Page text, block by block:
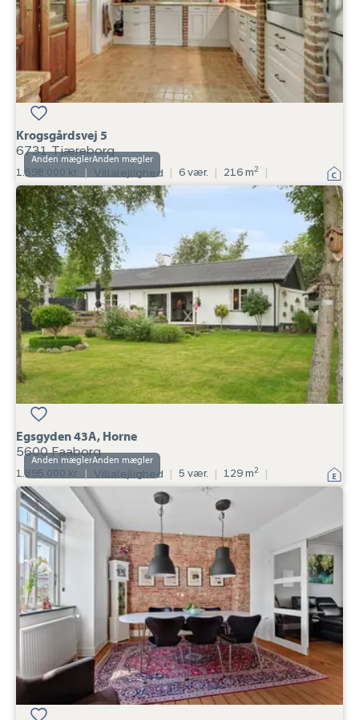
Anden mægler
Krogsgårdsvej 5
6731 Tjæreborg
1.598.000 kr. | Villalejlighed | 6 vær. | 216 m2 |
Villalejlighed:
Egsgyden
43A,
Horne,
5600
Faaborg
Anden mægler
Egsgyden 43A, Horne
5600 Faaborg
1.895.000 kr. | Villalejlighed | 5 vær. | 129 m2 |
Villalejlighed:
Nørregade
112,
6700